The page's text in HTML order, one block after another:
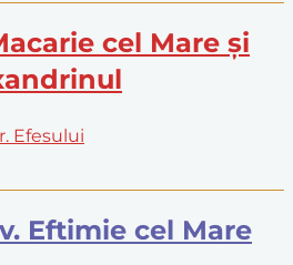
cel Mare și
Efesului
Eftimie cel Mare